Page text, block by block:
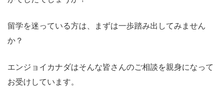
留学を迷っている方は、まずは一歩踏み出してみません
か？
エンジョイカナダはそんな皆さんのご相談を親身になって
お受けしています。